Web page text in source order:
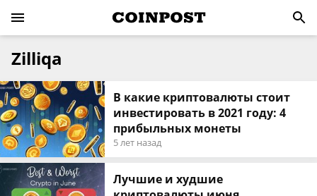
Zilliqa
В какие криптовалюты стоит
инвестировать в 2021 году: 4
прибыльных монеты
5 лет назад
Лучшие и худшие